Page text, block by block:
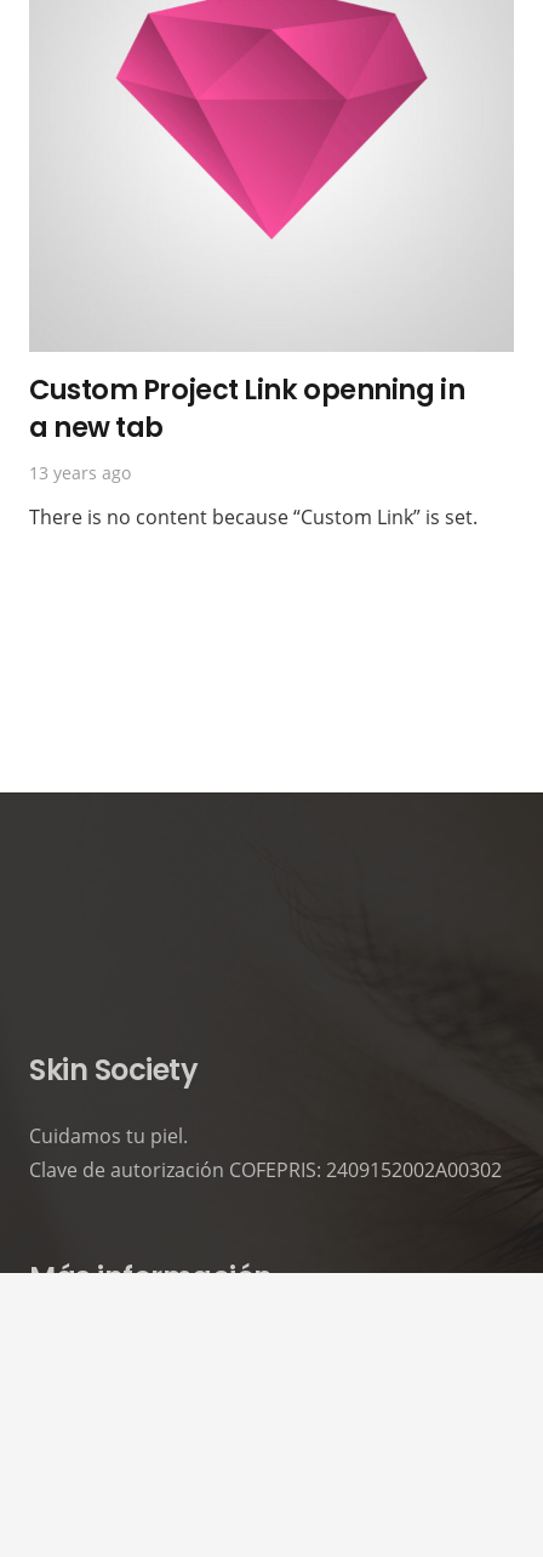
Custom Project Link openning in
a new tab
13 years ago
There is no content because “Custom Link” is set.
Skin Society
Cuidamos tu piel.
Clave de autorización COFEPRIS: 2409152002A00302
Más información